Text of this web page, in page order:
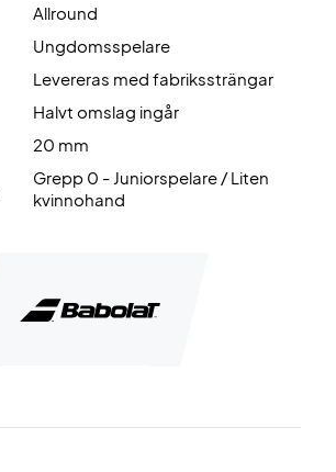
Allround
Ungdomsspelare
Levereras med fabrikssträngar
Halvt omslag ingår
20 mm
Grepp 0 - Juniorspelare / Liten
kvinnohand